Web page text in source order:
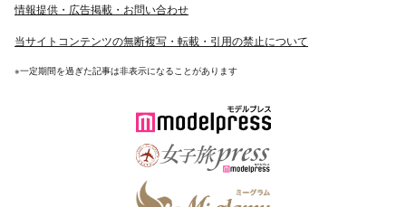
情報提供・広告掲載・お問い合わせ
当サイトコンテンツの無断複写・転載・引用の禁止について
※一定期間を過ぎた記事は非表示になることがあります